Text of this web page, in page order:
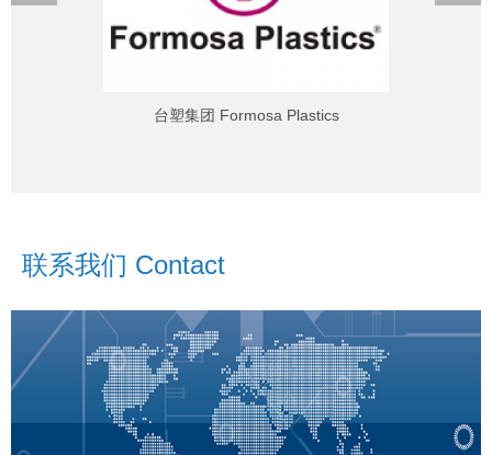
台塑集团 Formosa Plastics
联系我们 Contact